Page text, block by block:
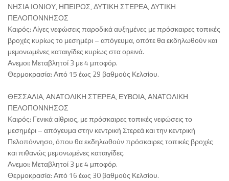
ΝΗΣΙΑ ΙΟΝΙΟΥ, ΗΠΕΙΡΟΣ, ΔΥΤΙΚΗ ΣΤΕΡΕΑ, ΔΥΤΙΚΗ
ΠΕΛΟΠΟΝΝΗΣΟΣ
Καιρός: Λίγες νεφώσεις παροδικά αυξημένες με πρόσκαιρες τοπικές
βροχές κυρίως το μεσημέρι – απόγευμα, οπότε θα εκδηλωθούν και
μεμονωμένες καταιγίδες κυρίως στα ορεινά.
Ανεμοι: Μεταβλητοί 3 με 4 μποφόρ.
Θερμοκρασία: Από 15 έως 29 βαθμούς Κελσίου.
ΘΕΣΣΑΛΙΑ, ΑΝΑΤΟΛΙΚΗ ΣΤΕΡΕΑ, ΕΥΒΟΙΑ, ΑΝΑΤΟΛΙΚΗ
ΠΕΛΟΠΟΝΝΗΣΟΣ
Καιρός: Γενικά αίθριος, με πρόσκαιρες τοπικές νεφώσεις το
μεσημέρι – απόγευμα στην κεντρική Στερεά και την κεντρική
Πελοπόννησο, όπου θα εκδηλωθούν πρόσκαιρες τοπικές βροχές
και πιθανώς μεμονωμένες καταιγίδες.
Ανεμοι: Μεταβλητοί 3 με 4 μποφόρ.
Θερμοκρασία: Από 16 έως 30 βαθμούς Κελσίου.